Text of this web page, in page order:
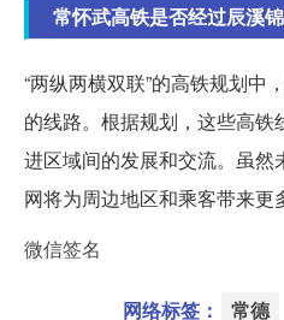
常怀武高铁是否经过辰溪
“两纵两横双联”的高铁规划中
的线路。根据规划，这些高铁
进区域间的发展和交流。虽
网将为周边地区和乘客带来更
微信签名
网络标签： 常德